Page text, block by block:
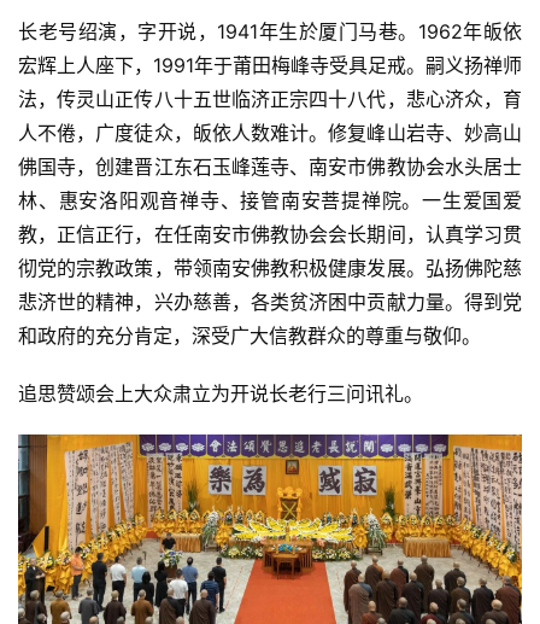
长老号绍演，字开说，1941年生於厦门马巷。1962年皈依
宏辉上人座下，1991年于莆田梅峰寺受具足戒。嗣义扬禅师
法，传灵山正传八十五世临济正宗四十八代，悲心济众，育
人不倦，广度徒众，皈依人数难计。修复峰山岩寺、妙高山
佛国寺，创建晋江东石玉峰莲寺、南安市佛教协会水头居士
林、惠安洛阳观音禅寺、接管南安菩提禅院。一生爱国爱
教，正信正行，在任南安市佛教协会会长期间，认真学习贯
彻党的宗教政策，带领南安佛教积极健康发展。弘扬佛陀慈
悲济世的精神，兴办慈善，各类贫济困中贡献力量。得到党
和政府的充分肯定，深受广大信教群众的尊重与敬仰。
追思赞颂会上大众肃立为开说长老行三问讯礼。